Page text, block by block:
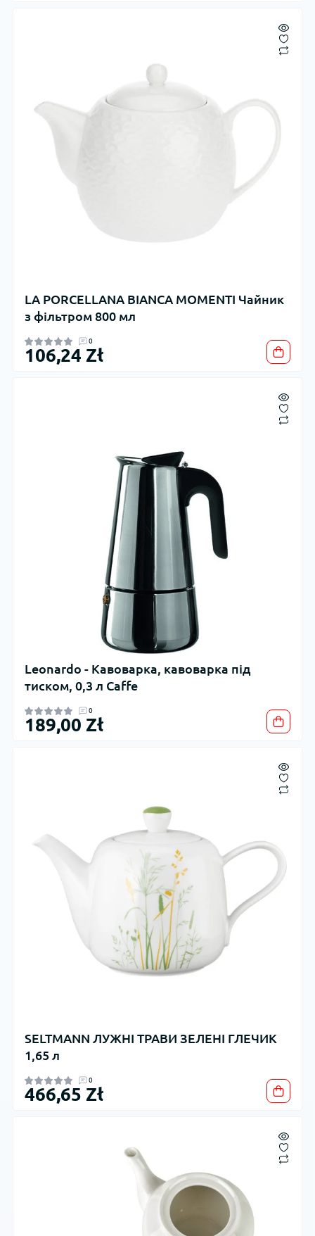
LA PORCELLANA BIANCA MOMENTI Чайник
з фільтром 800 мл
0
106,24 Zł
Leonardo - Кавоварка, кавоварка під
тиском, 0,3 л Caffe
0
189,00 Zł
SELTMANN ЛУЖНІ ТРАВИ ЗЕЛЕНІ ГЛЕЧИК
1,65 л
0
466,65 Zł